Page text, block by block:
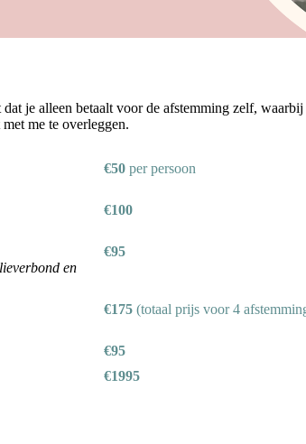
je alleen betaalt voor de afstemming zelf,
me te overleggen.
€50 per persoon
€100
en
€95
€175 (totaal prijs voor 4
€95
€1995